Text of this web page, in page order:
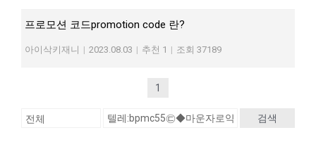
프로모션 코드promotion code 란?
아이삭키재니 | 2023.08.03 | 추천 1 | 조회 37189
1
검색